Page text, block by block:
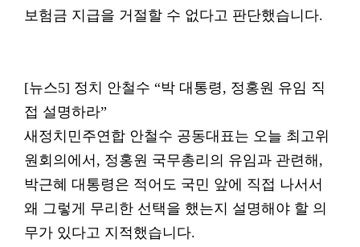
보험금 지급을 거절할 수 없다고 판단했습니다.
[뉴스5] 정치 안철수 “박 대통령, 정홍원 유임 직
접 설명하라”
새정치민주연합 안철수 공동대표는 오늘 최고위
원회의에서, 정홍원 국무총리의 유임과 관련해,
박근혜 대통령은 적어도 국민 앞에 직접 나서서
왜 그렇게 무리한 선택을 했는지 설명해야 할 의
무가 있다고 지적했습니다.